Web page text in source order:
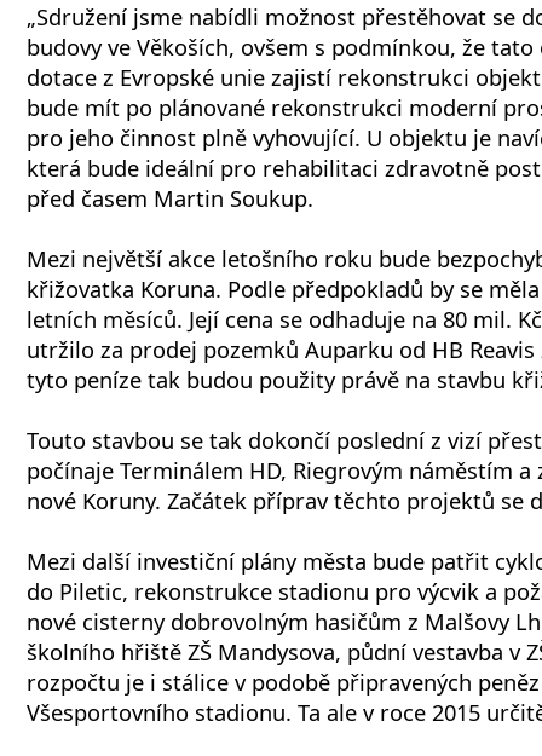
„Sdružení jsme nabídli možnost přestěhovat se
budovy ve Věkoších, ovšem s podmínkou, že
dotace z Evropské unie zajistí rekonstrukci
bude mít po plánované rekonstrukci moderní
pro jeho činnost plně vyhovující. U objektu je
která bude ideální pro rehabilitaci zdravotně
před časem Martin Soukup.
Mezi největší akce letošního roku bude
křižovatka Koruna. Podle předpokladů by se
letních měsíců. Její cena se odhaduje na 80 mil.
utržilo za prodej pozemků Auparku od HB
tyto peníze tak budou použity právě na stavbu
Touto stavbou se tak dokončí poslední z vizí
počínaje Terminálem HD, Riegrovým náměstím
nové Koruny. Začátek příprav těchto projektů se
Mezi další investiční plány města bude patřit
do Piletic, rekonstrukce stadionu pro výcvik a
nové cisterny dobrovolným hasičům z Malšovy
školního hřiště ZŠ Mandysova, půdní vestavba v
rozpočtu je i stálice v podobě připravených
Všesportovního stadionu. Ta ale v roce 2015